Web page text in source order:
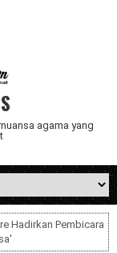
agama yang
Hadirkan Pembicara